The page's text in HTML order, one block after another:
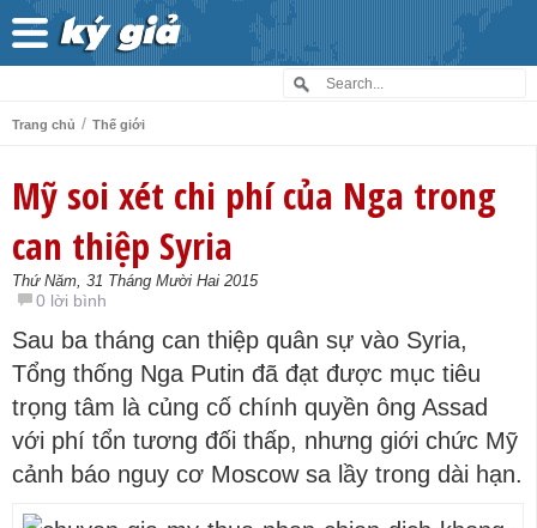
Trang chủ / Thế giới
Mỹ soi xét chi phí của Nga trong
can thiệp Syria
Thứ Năm, 31 Tháng Mười Hai 2015
0 lời bình
Sau ba tháng can thiệp quân sự vào Syria,
Tổng thống Nga Putin đã đạt được mục tiêu
trọng tâm là củng cố chính quyền ông Assad
với phí tổn tương đối thấp, nhưng giới chức Mỹ
cảnh báo nguy cơ Moscow sa lầy trong dài hạn.